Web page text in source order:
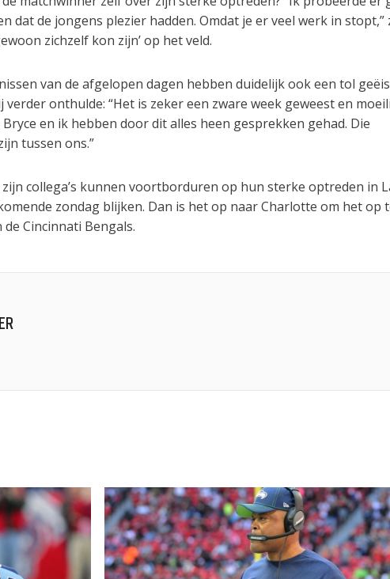
dat de jongens plezier hadden. Omdat je er veel werk in stopt,”
zichzelf kon zijn’ op het veld.
van de afgelopen dagen hebben duidelijk ook een tol
verder onthulde: “Het is zeker een zware week geweest en
Bryce en ik hebben door dit alles heen gesprekken gehad. Die
tussen ons.”
collega’s kunnen voortborduren op hun sterke optreden in
zondag blijken. Dan is het op naar Charlotte om het op
Cincinnati Bengals.